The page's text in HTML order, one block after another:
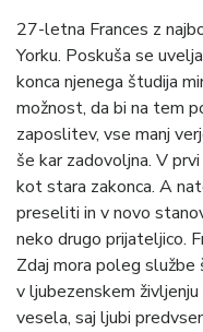
27-letna Frances z
Yorku. Poskuša se
konca njenega študija
možnost, da bi na tem
zaposlitev, vse manj
še kar zadovoljna. V
kot stara zakonca. A
preseliti in v novo
neko drugo prijateljico.
Zdaj mora poleg službe
v ljubezenskem
vesela, saj ljubi